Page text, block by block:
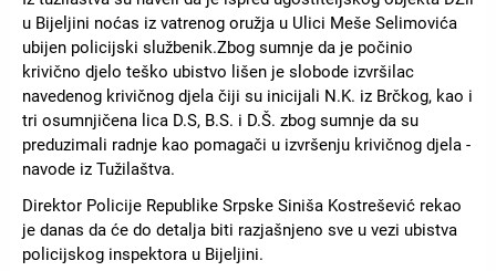
u Bijeljini noćas iz vatrenog oružja u Ulici Meše Selimovića
ubijen policijski službenik.Zbog sumnje da je počinio
krivično djelo teško ubistvo lišen je slobode izvršilac
navedenog krivičnog djela čiji su inicijali N.K. iz Brčkog, kao i
tri osumnjičena lica D.S, B.S. i D.Š. zbog sumnje da su
preduzimali radnje kao pomagači u izvršenju krivičnog djela -
navode iz Tužilaštva.
Direktor Policije Republike Srpske Siniša Kostrešević rekao
je danas da će do detalja biti razjašnjeno sve u vezi ubistva
policijskog inspektora u Bijeljini.